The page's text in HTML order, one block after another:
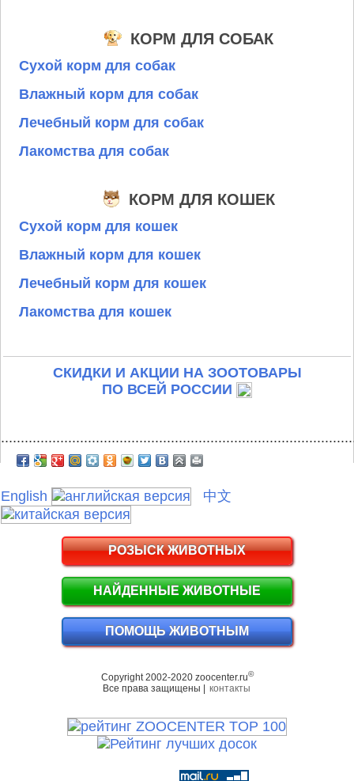
КОРМ ДЛЯ СОБАК
Сухой корм для собак
Влажный корм для собак
Лечебный корм для собак
Лакомства для собак
КОРМ ДЛЯ КОШЕК
Сухой корм для кошек
Влажный корм для кошек
Лечебный корм для кошек
Лакомства для кошек
СКИДКИ И АКЦИИ НА ЗООТОВАРЫ
ПО ВСЕЙ РОССИИ
English 中文
РОЗЫСК ЖИВОТНЫХ
НАЙДЕННЫЕ ЖИВОТНЫЕ
ПОМОЩЬ ЖИВОТНЫМ
Copyright 2002-2020 zoocenter.ru©
Все права защищены | контакты